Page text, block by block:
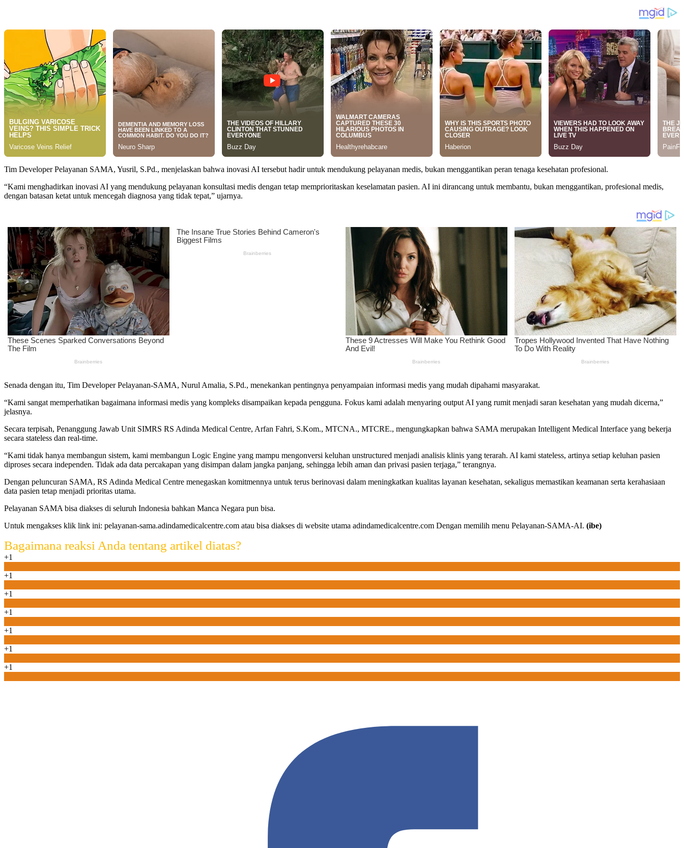
Tim Developer Pelayanan SAMA, Yusril, S.Pd., menjelaskan bahwa inovasi AI tersebut hadir untuk mendukung pelayanan medis, bukan menggantikan peran tenaga kesehatan profesional.
“Kami menghadirkan inovasi AI yang mendukung pelayanan konsultasi medis dengan tetap memprioritaskan keselamatan pasien. AI ini dirancang untuk membantu, bukan menggantikan, profesional medis,
dengan batasan ketat untuk mencegah diagnosa yang tidak tepat,” ujarnya.
Senada dengan itu, Tim Developer Pelayanan-SAMA, Nurul Amalia, S.Pd., menekankan pentingnya penyampaian informasi medis yang mudah dipahami masyarakat.
“Kami sangat memperhatikan bagaimana informasi medis yang kompleks disampaikan kepada pengguna. Fokus kami adalah menyaring output AI yang rumit menjadi saran kesehatan yang mudah dicerna,”
jelasnya.
Secara terpisah, Penanggung Jawab Unit SIMRS RS Adinda Medical Centre, Arfan Fahri, S.Kom., MTCNA., MTCRE., mengungkapkan bahwa SAMA merupakan Intelligent Medical Interface yang bekerja
secara stateless dan real-time.
“Kami tidak hanya membangun sistem, kami membangun Logic Engine yang mampu mengonversi keluhan unstructured menjadi analisis klinis yang terarah. AI kami stateless, artinya setiap keluhan pasien
diproses secara independen. Tidak ada data percakapan yang disimpan dalam jangka panjang, sehingga lebih aman dan privasi pasien terjaga,” terangnya.
Dengan peluncuran SAMA, RS Adinda Medical Centre menegaskan komitmennya untuk terus berinovasi dalam meningkatkan kualitas layanan kesehatan, sekaligus memastikan keamanan serta kerahasiaan
data pasien tetap menjadi prioritas utama.
Pelayanan SAMA bisa diakses di seluruh Indonesia bahkan Manca Negara pun bisa.
Untuk mengakses klik link ini: pelayanan-sama.adindamedicalcentre.com atau bisa diakses di website utama adindamedicalcentre.com Dengan memilih menu Pelayanan-SAMA-AI. (ibe)
Bagaimana reaksi Anda tentang artikel diatas?
+1
+1
+1
+1
+1
+1
+1